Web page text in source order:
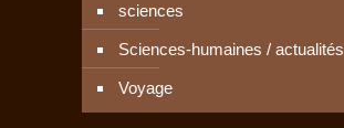
sciences
Sciences-humaines / actualités
Voyage